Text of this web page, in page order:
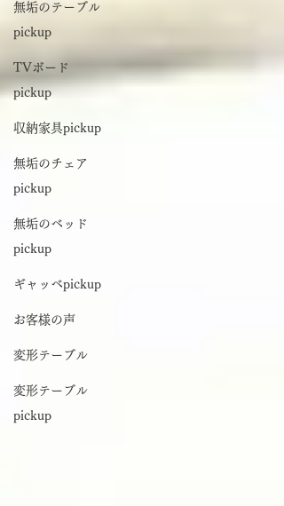
無垢のテーブル
pickup
TVボード
pickup
収納家具pickup
無垢のチェア
pickup
無垢のベッド
pickup
ギャッベpickup
お客様の声
変形テーブル
変形テーブル
pickup